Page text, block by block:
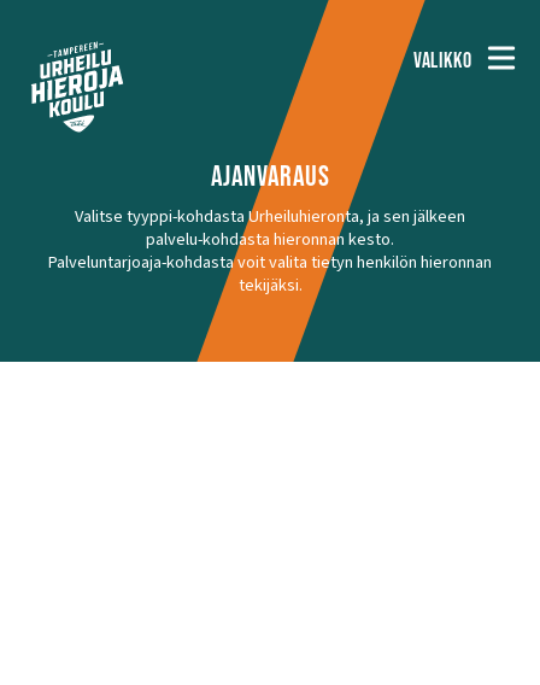
VALIKKO
AJANVARAUS
Valitse tyyppi-kohdasta Urheiluhieronta, ja sen jälkeen
palvelu-kohdasta hieronnan kesto.
Palveluntarjoaja-kohdasta voit valita tietyn henkilön hieronnan
tekijäksi.